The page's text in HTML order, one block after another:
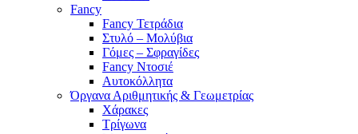
Fancy
Fancy Τετράδια
Στυλό – Μολύβια
Γόμες – Σφραγίδες
Fancy Ντοσιέ
Αυτοκόλλητα
Όργανα Αριθμητικής & Γεωμετρίας
Χάρακες
Τρίγωνα